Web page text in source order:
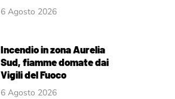
6 Agosto 2026
Incendio in zona Aurelia
Sud, fiamme domate dai
Vigili del Fuoco
6 Agosto 2026